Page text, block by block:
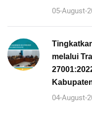
05-August-
melalui
04-August-